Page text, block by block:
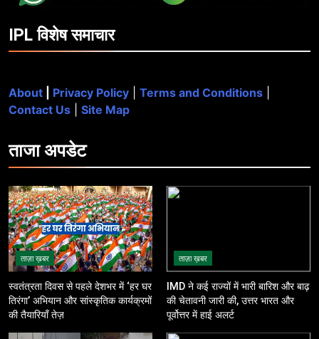
IPL विशेष समाचार
About Privacy Policy Terms and Conditions
Contact Us
Site Map
ताजाअपडेट
ताज़ा ख़बर
स्वतंत्रता दिवस से पहले देशभर में ‘हर घर
तिरंगा’ अभियान और सांस्कृतिक कार्यक्रमों
की तैयारियाँ तेज़
ताज़ा ख़बर
IMD ने कई राज्यों में भारी बारिश और बाढ़
की चेतावनी जारी की, उत्तर भारत और
पूर्वोत्तर में हाई अलर्ट